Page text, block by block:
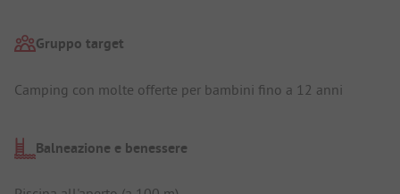
Gruppo target
Camping con molte offerte per bambini fino a 12 anni
Balneazione e benessere